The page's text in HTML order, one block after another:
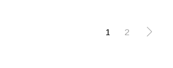
BERICHTEN
1 2